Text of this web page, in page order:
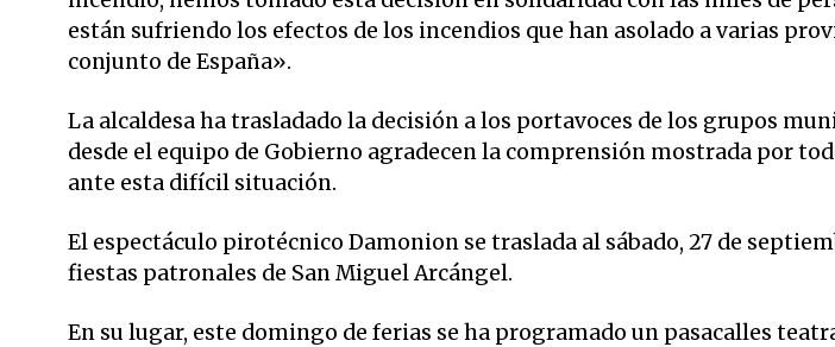
están sufriendo los efectos de los incendios que han asolado a varias
conjunto de España».
La alcaldesa ha trasladado la decisión a los portavoces de los grupos
desde el equipo de Gobierno agradecen la comprensión mostrada por
ante esta difícil situación.
El espectáculo pirotécnico Damonion se traslada al sábado, 27 de
fiestas patronales de San Miguel Arcángel.
En su lugar, este domingo de ferias se ha programado un pasacalles